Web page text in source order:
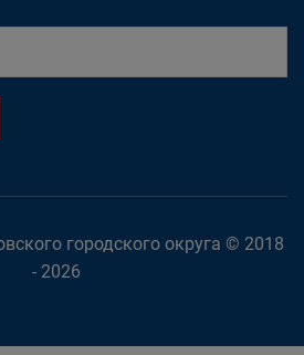
городского округа © 2018
- 2026